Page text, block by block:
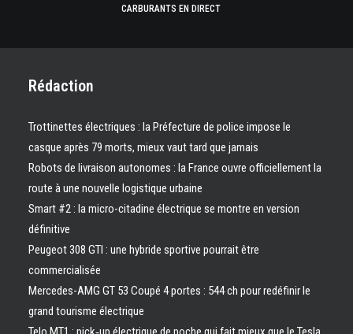
CARBURANTS EN DIRECT
Rédaction
Trottinettes électriques : la Préfecture de police impose le
casque après 79 morts, mieux vaut tard que jamais
Robots de livraison autonomes : la France ouvre officiellement la
route à une nouvelle logistique urbaine
Smart #2 : la micro-citadine électrique se montre en version
définitive
Peugeot 308 GTI : une hybride sportive pourrait être
commercialisée
Mercedes-AMG GT 53 Coupé 4 portes : 544 ch pour redéfinir le
grand tourisme électrique